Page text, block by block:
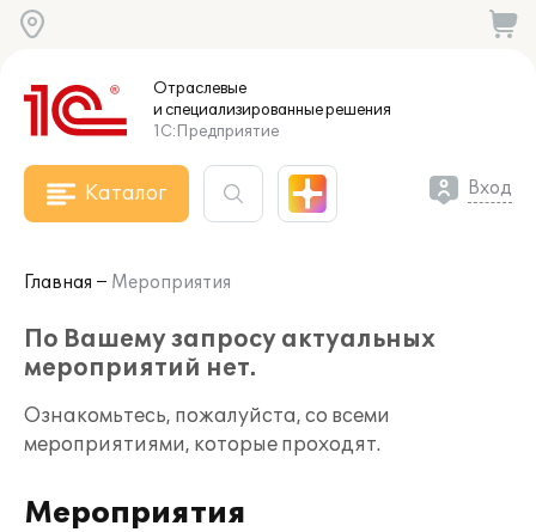
Отраслевые
и специализированныерешения
1С:Предприятие
Каталог Вход
Главная Мероприятия
Мероприятия
По Вашему запросу актуальных
мероприятий нет.
Ознакомьтесь, пожалуйста, со всеми
мероприятиями, которые проходят.